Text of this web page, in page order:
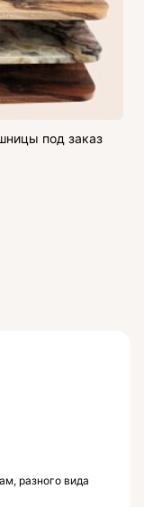
под заказ
разного вида